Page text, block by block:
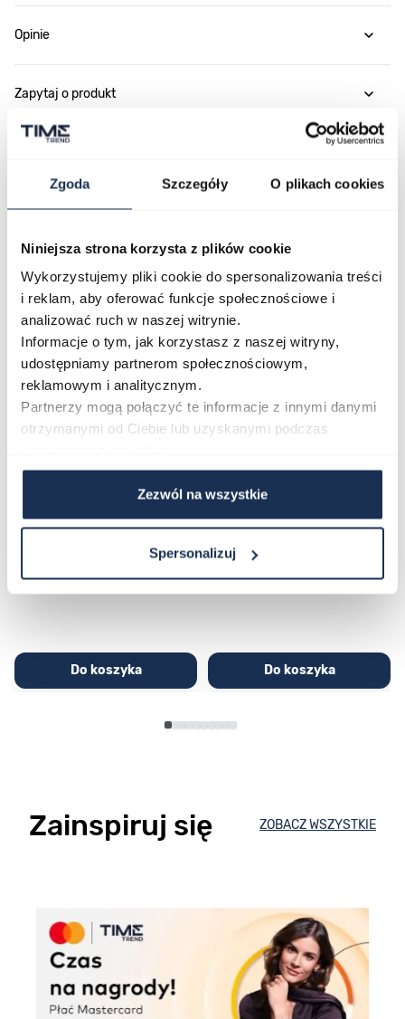
Zgoda Szczegóły O plikach cookies
Niniejsza strona korzysta z plików cookie
Wykorzystujemy pliki cookie do spersonalizowania treści
i reklam, aby oferować funkcje społecznościowe i
analizować ruch w naszej witrynie.
Informacje o tym, jak korzystasz z naszej witryny,
udostępniamy partnerom społecznościowym,
reklamowym i analitycznym.
Partnerzy mogą połączyć te informacje z innymi danymi
otrzymanymi od Ciebie lub uzyskanymi podczas
Zezwól na wszystkie
Spersonalizuj
Opinie
Zapytaj o produkt
Najczęściej kupowane
Poruszanie się po elementach karuzeli jest możliwe za pomocą
Naciśnij, aby pominąć karuzelę
Naciśnij, aby przejść do nawigacji karuzeli
1AVEF
251,00 zł279,00 zł
Do koszyka
9DMQYES
296,00 zł329,00 zł
Do koszyka
Zainspiruj się ZOBACZ WSZYSTKIE